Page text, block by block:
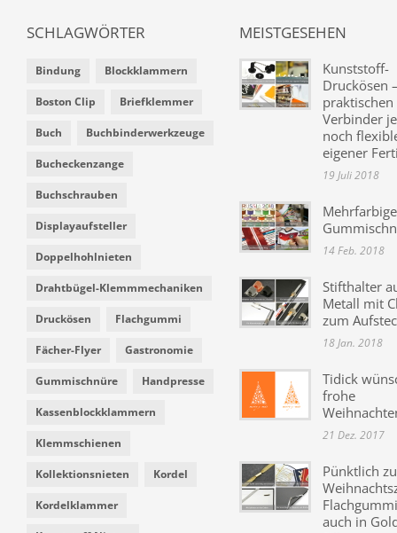
SCHLAGWÖRTER
Bindung Blockklammern
Boston Clip Briefklemmer
Buch Buchbinderwerkzeuge
Bucheckenzange
Buchschrauben
Displayaufsteller
Doppelhohlnieten
Drahtbügel-Klemmmechaniken
Druckösen Flachgummi
Fächer-Flyer Gastronomie
Gummischnüre Handpresse
Kassenblockklammern
Klemmschienen
Kollektionsnieten Kordel
Kordelklammer
MEISTGESEHEN
Kunststoff-
Druckösen
praktischen
Verbinder
noch
eigener
19 Juli 2018
Mehrfarbige
14 Feb. 2018
Stifthalter
Metall mit
zum
18 Jan. 2018
Tidick
frohe
21 Dez. 2017
Pünktlich
auch in